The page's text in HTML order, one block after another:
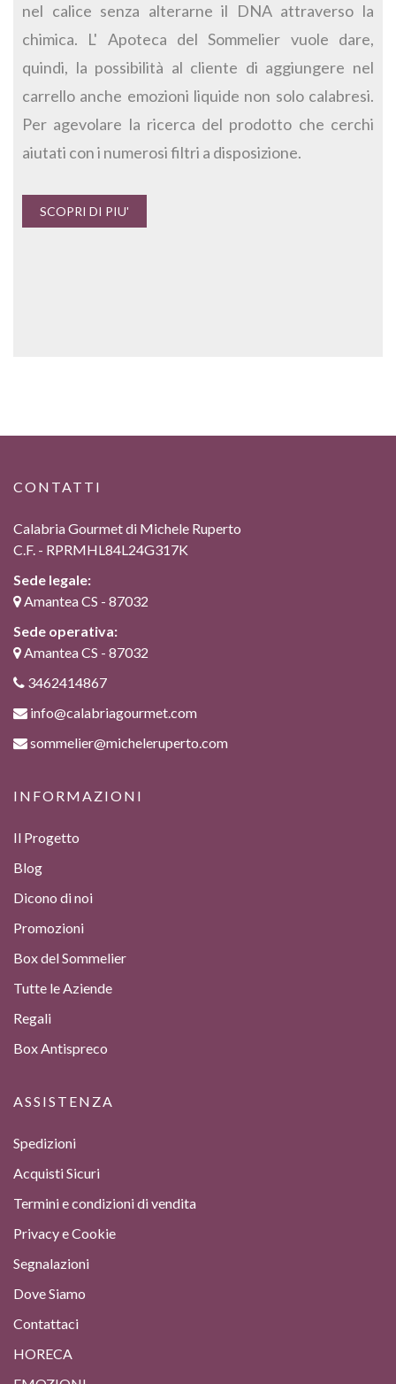
nel calice senza alterarne il DNA attraverso la
chimica. L' Apoteca del Sommelier vuole dare,
quindi, la possibilità al cliente di aggiungere nel
carrello anche emozioni liquide non solo calabresi.
Per agevolare la ricerca del prodotto che cerchi
aiutati con i numerosi filtri a disposizione.
SCOPRI DI PIU'
CONTATTI
Calabria Gourmet di Michele Ruperto
C.F. - RPRMHL84L24G317K
Sede legale:
Amantea CS - 87032
Sede operativa:
Amantea CS - 87032
3462414867
info@calabriagourmet.com
sommelier@micheleruperto.com
INFORMAZIONI
Il Progetto
Blog
Dicono di noi
Promozioni
Box del Sommelier
Tutte le Aziende
Regali
Box Antispreco
ASSISTENZA
Spedizioni
Acquisti Sicuri
Termini e condizioni di vendita
Privacy e Cookie
Segnalazioni
Dove Siamo
Contattaci
HORECA